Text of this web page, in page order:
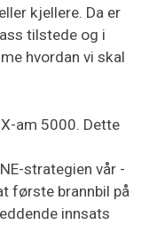
kjellere. Da er
tilstede og i
hvordan vi skal
am 5000. Dette
strategien vår -
første brannbil på
innsats